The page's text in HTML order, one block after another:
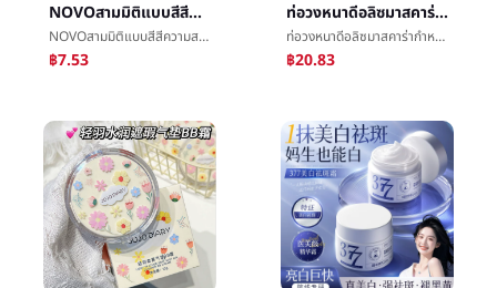
NOVOสามมิติแบบสีสีความสามารถในการซ่อมแผ่นความสามารถในการซ่อมไฮไลท์หนึ่งแผ่นใบหน้ากล่าวถึงสดใสจมูกเงาé´เงาผงแต่งหน้า
NOVOสามมิติแบบสีสีความสามารถในการซ่อมแผ่นความสามารถในการซ่อมไฮไลท์หนึ่งแผ่นใบหน้ากล่าวถึงสดใสจมูกเงาé´เงาผงแต่งหน้า
฿7.53
ท่อวงหนาดีอลิซมาสคาร่ากำหนดOEMโรงงานโดยธรรมชาติปริมาณอลิซขนตาทนแบบแผนไม่กำลังออกดอก
ท่อวงหนาดีอลิซมาสคาร่ากำหนดOEMโรงงานโดยธรรมชาติปริมาณอลิซขนตาทนแบบแผนไม่กำลังออกดอก
฿20.83